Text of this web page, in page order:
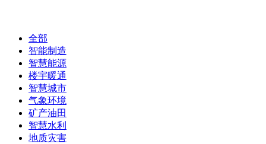
全部
智能制造
智慧能源
楼宇暖通
智慧城市
气象环境
矿产油田
智慧水利
地质灾害